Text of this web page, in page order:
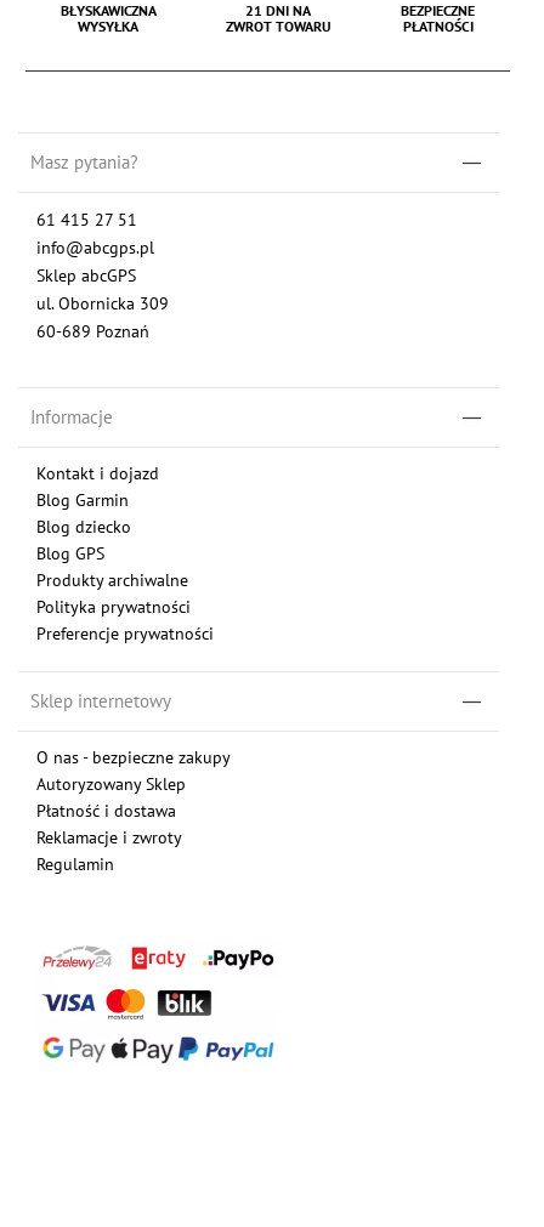
BŁYSKAWICZNA
WYSYŁKA
21 DNI NA
ZWROT TOWARU
BEZPIECZNE
PŁATNOŚCI
Masz pytania?
61 415 27 51
info@abcgps.pl
Sklep abcGPS
ul. Obornicka 309
60-689 Poznań
Informacje
Kontakt i dojazd
Blog Garmin
Blog dziecko
Blog GPS
Produkty archiwalne
Polityka prywatności
Preferencje prywatności
Sklep internetowy
O nas - bezpieczne zakupy
Autoryzowany Sklep
Płatność i dostawa
Reklamacje i zwroty
Regulamin